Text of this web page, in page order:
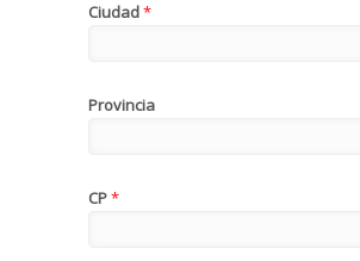
Ciudad*
Provincia
CP*